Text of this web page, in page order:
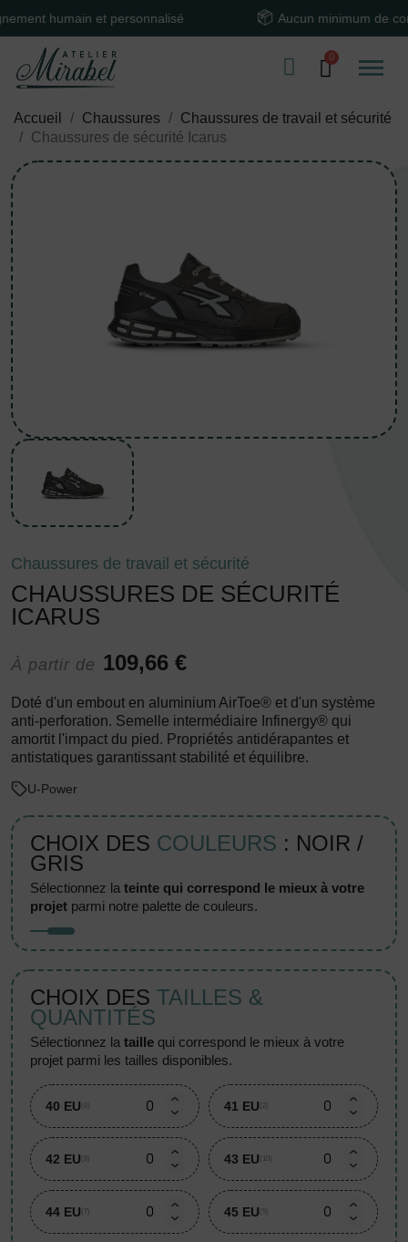
humain et personnalisé Aucun minimum de
Accueil Chaussures
Chaussures de travail et sécurité
Chaussures de sécurité Icarus
Chaussures de travail et sécurité
CHAUSSURES DE SÉCURITÉ
ICARUS
À partir de 109,66 €
Doté d'un embout en aluminium AirToe® et d'un système
anti-perforation. Semelle intermédiaire Infinergy® qui
amortit l'impact du pied. Propriétés antidérapantes et
antistatiques garantissant stabilité et équilibre.
U-Power
CHOIX DES COULEURS : NOIR /
GRIS
sélectionnez lateinte qui correspond le mieux à votre
projet parmi notre palette de couleurs.
CHOIX DES TAILLES &
QUANTITÉS
sélectionnez lataille qui correspond le mieux à votre
projet parmi les tailles disponibles.
40 EU 41 EU (2)
42 EU 43 EU
44 EU (7) 45 EU (5)